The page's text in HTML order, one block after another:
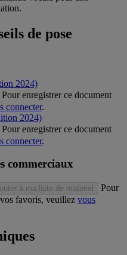
de pose
2024)
Pour enregistrer ce document
connecter.
2024)
Pour enregistrer ce document
connecter.
commerciaux
à ma liste de matériel
Pour
favoris, veuillez vous